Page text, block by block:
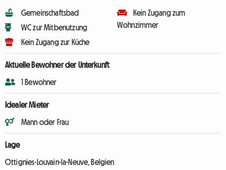
Gemeinschaftsbad
WC zur Mitbenutzung
Kein Zugang zur Küche
Kein Zugang zum
Wohnzimmer
Aktuelle Bewohner der Unterkunft
1 Bewohner
Idealer Mieter
Mann oder Frau
Lage
Ottignies-Louvain-la-Neuve, Belgien